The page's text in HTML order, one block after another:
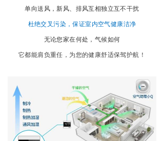
单向送风，新风、排风互相独立互不干扰
杜绝交叉污染，保证室内空气健康洁净
无论您家在何处，气候如何
它都能肩负重任，为您的健康舒适保驾护航！